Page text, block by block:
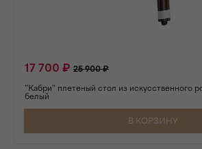
17 700 ₽ 25 900 ₽
"Кабри" плетеный стол из искусственного
белый
В КОРЗИНУ